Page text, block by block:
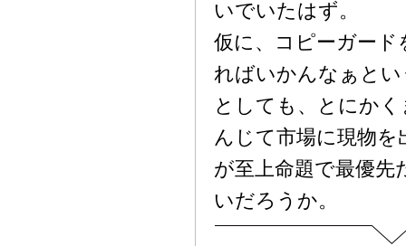
いでいたはず。
仮に、コピーガー
ればいかんなぁと
としても、とにか
んじて市場に現物
が至上命題で最優先
いだろうか。